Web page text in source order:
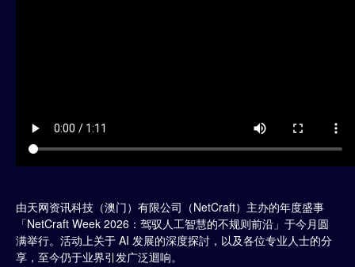
由天网资讯科技（澳门）有限公司（NetCraft）主办的年度盛事
「NetCraft Week 2026：驾驭人工智慧的不规则前沿」于今月圆
满举行。活动上关于 AI 发展的深度探討，以及各位专业人士的分
享，至今仍于业界引发广泛迴响。